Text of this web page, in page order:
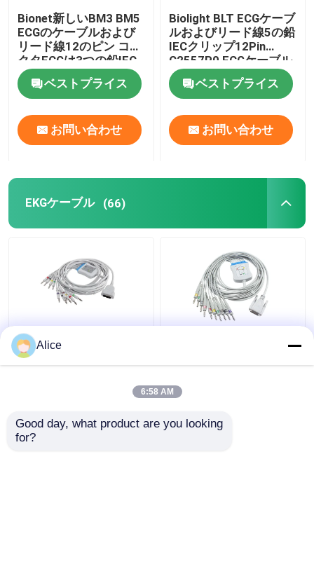
Bionet新しいBM3 BM5
ECGのケーブルおよび
リード線12のピン コネ
クタECGは3つの鉛IEC
の横領者クリップをケ
ーブルで通信する
ベストプライス
お問い合わせ
Biolight BLT ECGケーブ
ルおよびリード線5の鉛
IECクリップ12Pin
C2557P0 ECGケーブル
ベストプライス
お問い合わせ
EKGケーブル (66)
GE Marqutte EKGのケ
ーブルおよびリード線
ターMAC500 MAC600
Nihon Kohden Ekgのト
9010Kのリード線15
Pin IECのバナナ4.0
Alice
6:58 AM
Good day, what product are you looking
for?